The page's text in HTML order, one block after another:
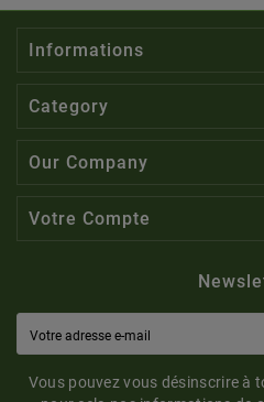
Informations
Category
Our Company
Votre Compte
Vous pouvez vous désinscrire à